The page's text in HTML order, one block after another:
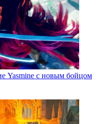
Yasmine с новым бойцом